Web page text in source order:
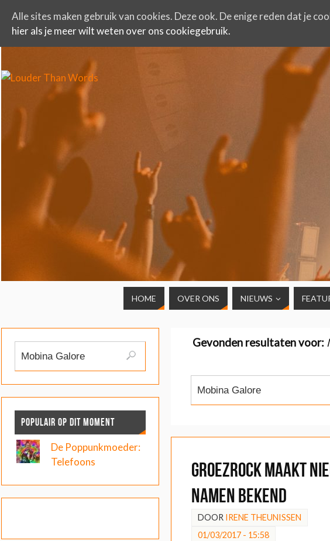
HOME OVER ONS NIEUWS
Gevonden resultaten voor:
Groezrock maakt
namen bekend
DOOR IRENE THEUNISSEN
01/03/2017 - 15:58
POPULAIR OP DIT MOMENT
De Poppunkmoeder:
Telefoons
Alle sites maken gebruik van cookies. Deze ook. De enige reden dat je
hier als je meer wilt weten over ons cookiegebruik.